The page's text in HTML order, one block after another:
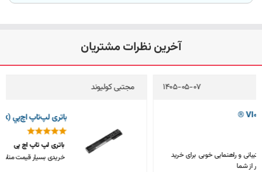
آخرین نظرات مشتریان
مجتبی کولیوند
خریدی بسیار قیمت مناسب و باکیفیت، متشکرم